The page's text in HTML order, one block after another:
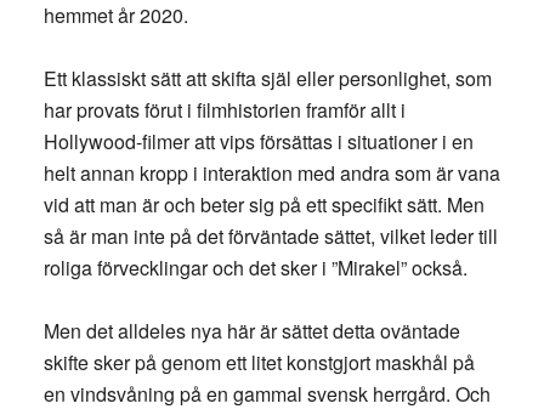
hemmet år 2020.
Ett klassiskt sätt att skifta själ eller personlighet, som
har provats förut i filmhistorien framför allt i
Hollywood-filmer att vips försättas i situationer i en
helt annan kropp i interaktion med andra som är vana
vid att man är och beter sig på ett specifikt sätt. Men
så är man inte på det förväntade sättet, vilket leder till
roliga förvecklingar och det sker i ”Mirakel” också.
Men det alldeles nya här är sättet detta oväntade
skifte sker på genom ett litet konstgjort maskhål på
en vindsvåning på en gammal svensk herrgård. Och